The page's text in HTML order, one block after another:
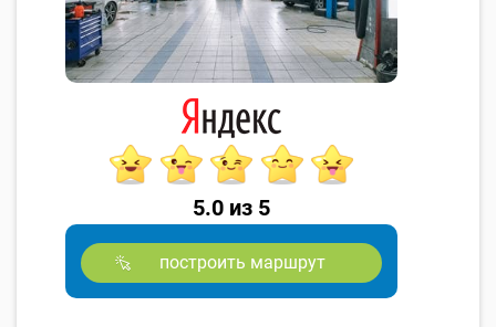
5.0 из 5
построить маршрут